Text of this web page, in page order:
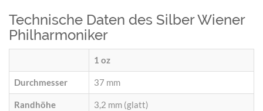
Technische Daten des Silber Wiener
Philharmoniker
1 oz
Durchmesser 37 mm
Randhöhe 3,2 mm (glatt)